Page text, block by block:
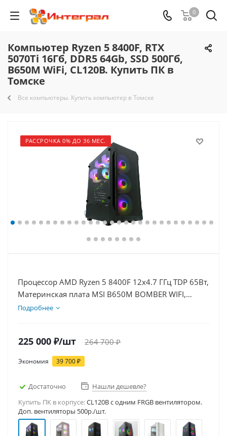
0
Компьютер Ryzen 5 8400F, RTX
5070Ti 16Гб, DDR5 64Gb, SSD 500Гб,
B650M WiFi, CL120B. Купить ПК в
Томске
Все компьютеры. Купить компьютер в Томске
РАССРОЧКА 0% ДО 36 МЕС.
Процессор AMD Ryzen 5 8400F 12x4.7 ГГц TDP 65Вт,
Материнская плата MSI B650M BOMBER WIFI,
Видеокарта RTX 5070Ti 16Гб, Память DDR5 64Gb,
Подробнее
225 000 ₽/шт 264 700₽
Экономия 39 700₽
Достаточно
Нашли дешевле?
Купить ПК в корпусе:CL120B c одним FRGB вентилятором.
Доп. вентиляторы 500р./шт.